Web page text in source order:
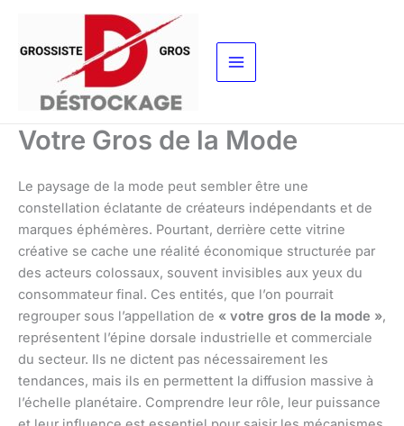
contenu
Votre Gros de la Mode
Le paysage de la mode peut sembler être une
constellation éclatante de créateurs indépendants et de
marques éphémères. Pourtant, derrière cette vitrine
créative se cache une réalité économique structurée par
des acteurs colossaux, souvent invisibles aux yeux du
consommateur final. Ces entités, que l’on pourrait
regrouper sous l’appellation de « votre gros de la mode »,
représentent l’épine dorsale industrielle et commerciale
du secteur. Ils ne dictent pas nécessairement les
tendances, mais ils en permettent la diffusion massive à
l’échelle planétaire. Comprendre leur rôle, leur puissance